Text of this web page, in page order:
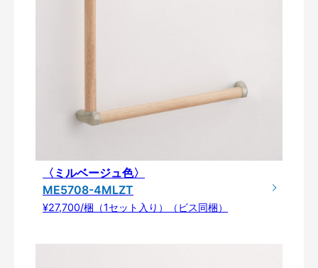
〈ミルベージュ色〉
ME5708-4MLZT
¥27,700/梱（1セット入り）（ビス同梱）